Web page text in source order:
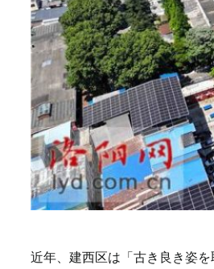
近年、建西区は「古き良き姿